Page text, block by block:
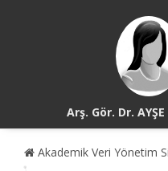
Arş. Gör. Dr. AYŞE
Akademik Veri Yönetim